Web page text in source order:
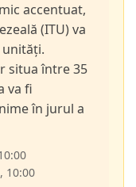
accentuat,
(ITU) va
unități.
situa între 35
va fi
în jurul a
10:00